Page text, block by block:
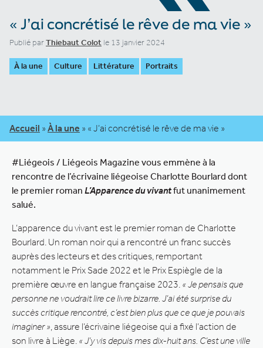
« J’ai concrétisé le rêve de ma vie »
Publié parThiebaut Colot le 13 janvier 2024
À la une Culture Littérature Portraits
Accueil » À la une » « J’ai concrétisé le rêve de ma vie »
#Liégeois / Liégeois Magazine vous emmène à la
rencontre de l’écrivaine liégeoise Charlotte Bourlard dont
le premier roman L’Apparence du vivantfut unanimement
salué.
L’apparence du vivant est le premier roman de Charlotte
Bourlard. Un roman noir qui a rencontré un franc succès
auprès des lecteurs et des critiques, remportant
notamment le Prix Sade 2022 et le Prix Espiègle de la
première œuvre en langue française 2023. « Je pensais que
personne ne voudrait lire ce livre bizarre. J’ai été surprise du
succès critique rencontré, c’est bien plus que ce que je pouvais
imaginer » , assure l’écrivaine liégeoise qui a fixé l’action de
son livre à Liège. « J’y vis depuis mes dix-huit ans. C’est une ville